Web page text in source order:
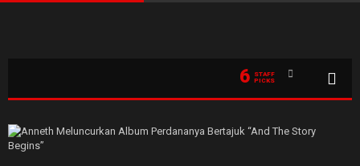
6
STAFF
PICKS